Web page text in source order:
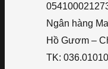
Ngân hàng
Hồ Gươm –
TK: